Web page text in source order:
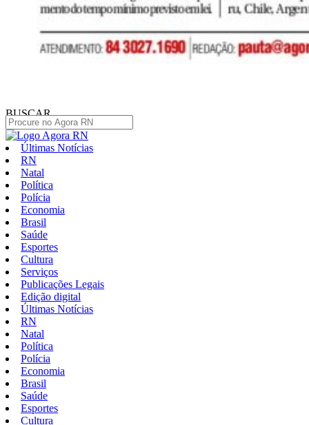
BUSCAR
Últimas Notícias
RN
Natal
Política
Polícia
Economia
Brasil
Saúde
Esportes
Cultura
Serviços
Publicações Legais
Edição digital
Últimas Notícias
RN
Natal
Política
Polícia
Economia
Brasil
Saúde
Esportes
Cultura